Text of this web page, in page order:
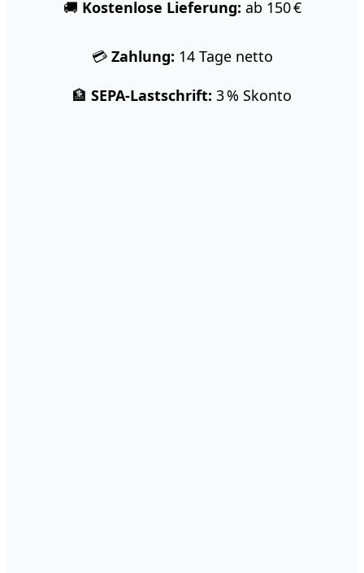
🚚 Kostenlose Lieferung: ab 150 €
💳 Zahlung: 14 Tage netto
🏦 SEPA-Lastschrift: 3 % Skonto